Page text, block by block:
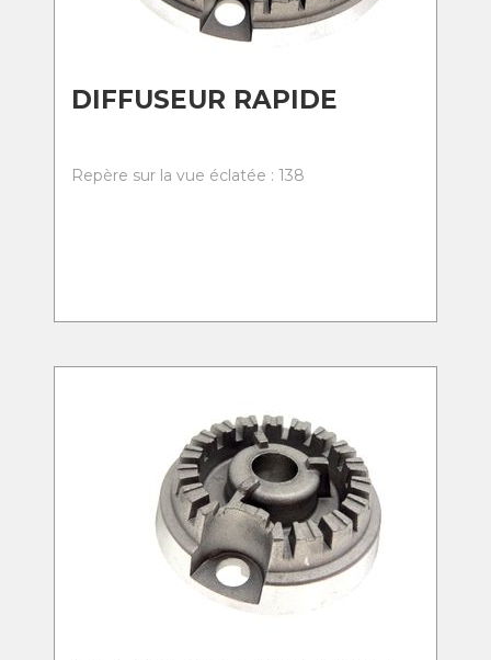
DIFFUSEUR RAPIDE
Repère sur la vue éclatée : 138